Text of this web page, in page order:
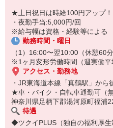
アットホームな環境の中で、精神
り添った介護を丁寧に行えるのが
★土日祝日は時給100円アップ！
・夜勤手当:5,000円/回
※給与幅は資格・経験等による
勤務時間・曜日
（1）16:00〜翌10:00（休憩60
※1ヶ月変形労働時間（週実働平
アクセス・勤務地
・JR東海道本線「真鶴駅」から
★車・バイク・自転車通勤可（
神奈川県足柄下郡湯河原町福浦
待遇
◆ツクイPLUS（独自の福利厚生